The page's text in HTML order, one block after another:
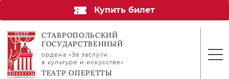
Купить билет
СТАВРОПОЛЬСКИЙ
ГОСУДАРСТВЕННЫЙ
ордена «За заслуги
в культуре и искусстве»
ТЕАТР ОПЕРЕТТЫ